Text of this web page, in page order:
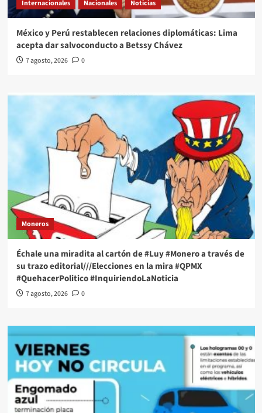
Internacionales Nacionales Noticias
México y Perú restablecen relaciones diplomáticas: Lima
acepta dar salvoconducto a Betssy Chávez
7 agosto, 2026 0
Moneros
Échale una miradita al cartón de #Luy #Monero a través de
su trazo editorial///Elecciones en la mira #QPMX
#QuehacerPolitico #InquiriendoLaNoticia
7 agosto, 2026 0